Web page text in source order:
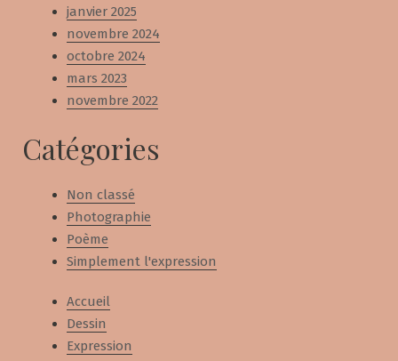
janvier 2025
novembre 2024
octobre 2024
mars 2023
novembre 2022
Catégories
Non classé
Photographie
Poème
Simplement l'expression
Accueil
Dessin
Expression